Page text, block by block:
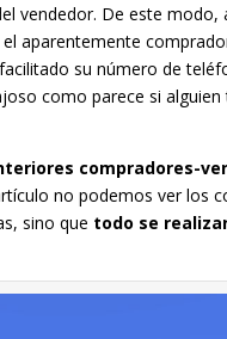
vendedor. De este modo,
aparentemente
su número de
como parece si
compradores-
no podemos ver los
sino que todo se